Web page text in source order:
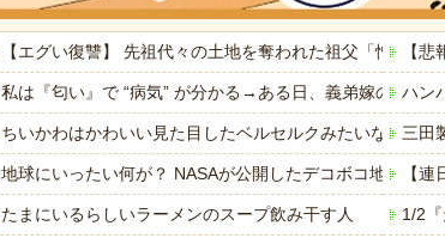
【エグい復讐】 先祖代々の土地を奪われた祖父「憎い
私は『匂い』で “病気” が分かる→ある日、義弟嫁の子供
ちいかわはかわいい見た目したベルセルクみたいなもん
地球にいったい何が？ NASAが公開したデコボコ地球の正
たまにいるらしいラーメンのスープ飲み干す人
【
ハン
三田
【
1/2